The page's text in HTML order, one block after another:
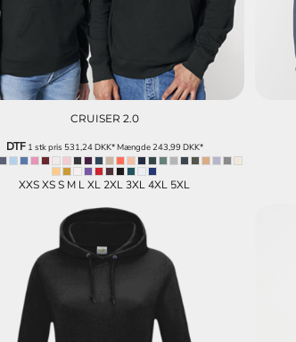
CRUISER 2.0
DTF1 stk pris 531,24DKK*Mængde243,99DKK*
XXS XS S M L XL 2XL 3XL 4XL 5XL